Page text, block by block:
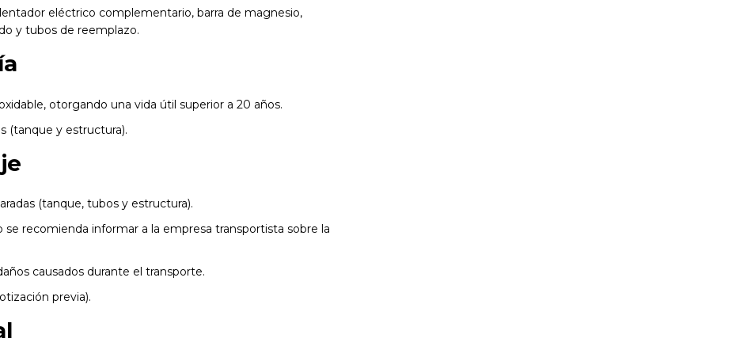
eléctrico complementario, barra de magnesio,
y tubos de reemplazo.
otorgando una vida útil superior a 20 años.
(tanque y estructura).
(tanque, tubos y estructura).
recomienda informar a la empresa transportista sobre la
causados durante el transporte.
previa).